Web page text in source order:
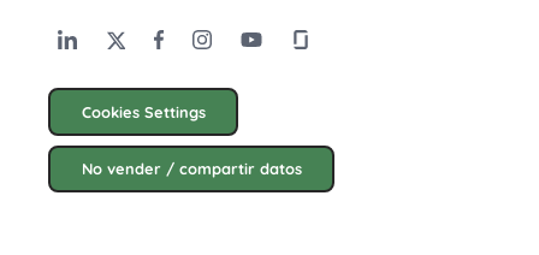
Cookies Settings
No vender / compartir datos